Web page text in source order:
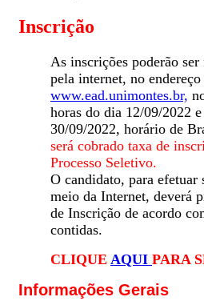
Inscrição
As inscrições poderão ser
pela internet, no endereço
www.ead.unimontes.br,
horas do dia 12/09/2022
30/09/2022, horário de
será cobrado taxa de
Processo Seletivo.
O candidato, para efetuar
meio da Internet, deverá
de Inscrição de acordo
contidas.
CLIQUE AQUI PARA
Informações Gerais